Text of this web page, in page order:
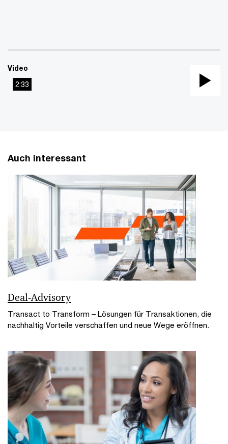
Video
2:33
Auch interessant
Deal-Advisory
Transact to Transform – Lösungen für Transaktionen, die
nachhaltig Vorteile verschaffen und neue Wege eröffnen.